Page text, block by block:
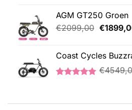
AGM GT250 Groen
€2099,00 €
Coast Cycles
€